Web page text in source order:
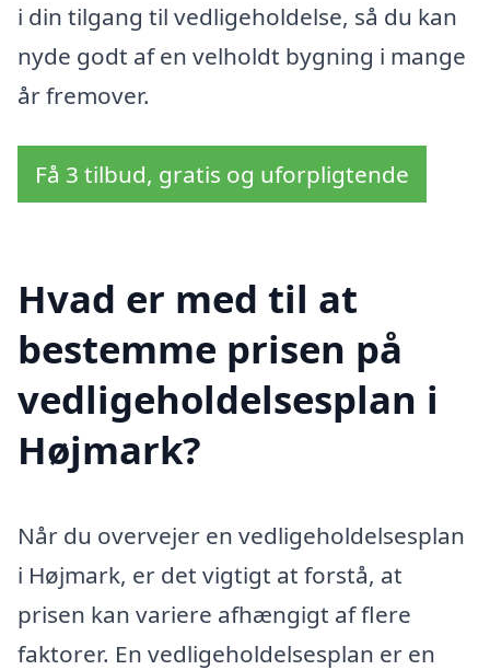
i din tilgang til vedligeholdelse, så du kan
nyde godt af en velholdt bygning i mange
år fremover.
Få 3 tilbud, gratis og uforpligtende
Hvad er med til at
bestemme prisen på
vedligeholdelsesplan i
Højmark?
Når du overvejer en vedligeholdelsesplan
i Højmark, er det vigtigt at forstå, at
prisen kan variere afhængigt af flere
faktorer. En vedligeholdelsesplan er en